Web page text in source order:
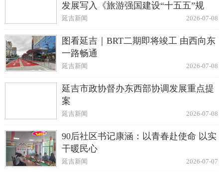
发展写入《旅游强国建设“十五五”规
划》
2026-07-08
延吉新闻
图看延吉｜BRT二期即将竣工 由西向东
一路畅通
2026-07-08
延吉新闻
延吉市政协督办东西部协调发展重点提
案
2026-07-08
延吉新闻
90后社区书记康涵：以青春赴使命 以实
干暖民心
2026-07-07
延吉新闻